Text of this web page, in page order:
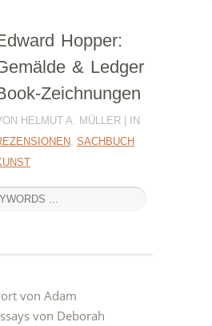
Hopper:
& Ledger
Zeichnungen
HELMUT A. MÜLLER | IN
, SACHBUCH
von Adam
von Deborah